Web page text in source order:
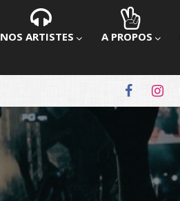
NOS ARTISTES A PROPOS